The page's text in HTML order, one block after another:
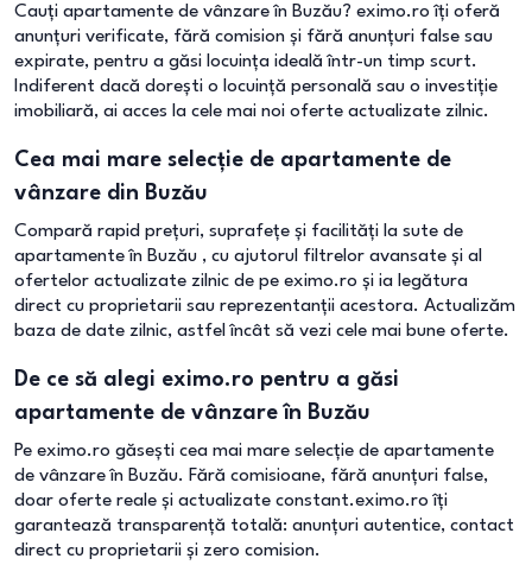
Cauți apartamente de vânzare în Buzău? eximo.ro îți oferă
anunțuri verificate, fără comision și fără anunțuri false sau
expirate, pentru a găsi locuința ideală într-un timp scurt.
Indiferent dacă dorești o locuință personală sau o investiție
imobiliară, ai acces la cele mai noi oferte actualizate zilnic.
Cea mai mare selecție de apartamente de
vânzare din Buzău
Compară rapid prețuri, suprafețe și facilități la sute de
apartamente în Buzău , cu ajutorul filtrelor avansate și al
ofertelor actualizate zilnic de pe eximo.ro și ia legătura
direct cu proprietarii sau reprezentanții acestora. Actualizăm
baza de date zilnic, astfel încât să vezi cele mai bune oferte.
De ce să alegi eximo.ro pentru a găsi
apartamente de vânzare în Buzău
Pe eximo.ro găsești cea mai mare selecție de apartamente
de vânzare în Buzău. Fără comisioane, fără anunțuri false,
doar oferte reale și actualizate constant.eximo.ro îți
garantează transparență totală: anunțuri autentice, contact
direct cu proprietarii și zero comision.